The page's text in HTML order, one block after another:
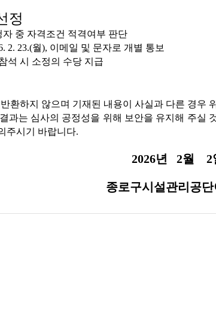
정
자 중 자격조건 적격여부 판단
2. 23.(월), 이메일 및 문자로 개별 통보
석 시 소정의 수당 지급
환하지 않으며 기재된 내용이 사실과 다른 경우
과는 심사의 공정성을 위해 보안을 유지해 주실
주시기 바랍니다.
2026년 2월 2
종로구시설관리공